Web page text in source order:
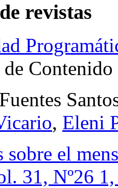
revistas
, Eleni
sobre el
31, Nº26